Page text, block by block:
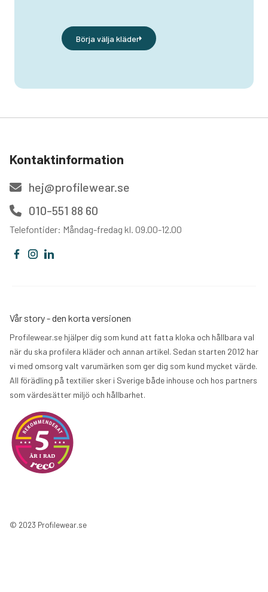
Börja välja kläder
Kontaktinformation
hej@profilewear.se
010-551 88 60
Telefontider: Måndag-fredag kl. 09.00-12.00
Vår story - den korta versionen
Profilewear.se hjälper dig som kund att fatta kloka och hållbara val
när du ska profilera kläder och annan artikel. Sedan starten 2012 har
vi med omsorg valt varumärken som ger dig som kund mycket värde.
All förädling på textilier sker i Sverige både inhouse och hos partners
som värdesätter miljö och hållbarhet.
© 2023 Profilewear.se